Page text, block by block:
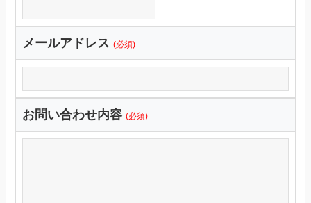
メールアドレス (必須)
お問い合わせ内容 (必須)